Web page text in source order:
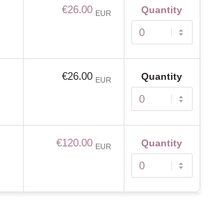
€26.00 EUR Quantity
€26.00 EUR Quantity
€120.00 EUR Quantity